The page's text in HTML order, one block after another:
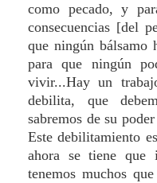
como pecado, y
consecuencias [del
que ningún bálsamo
para que ningún
vivir...Hay un
debilita, que
sabremos de su
Este debilitamiento
ahora se tiene que
tenemos muchos